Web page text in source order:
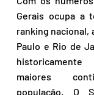
Gerais ocupa a
ranking nacional,
Paulo e Rio de
maiores
população. O